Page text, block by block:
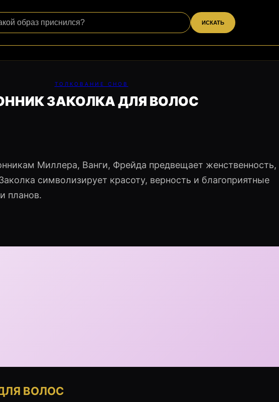
ИСКАТЬ
ТОЛКОВАНИЕ СНОВ
ЗАКОЛКА ДЛЯ ВОЛОС
Миллера, Ванги, Фрейда предвещает
символизирует красоту, верность и благоприятные
планов.
ВОЛОС